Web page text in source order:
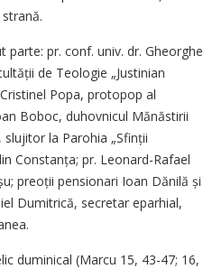
parte: pr. conf. univ. dr. Gheorghe
de Teologie „Justinian
Popa, protopop al
Boboc, duhovnicul Mănăstirii
slujitor la Parohia „Sfinții
Constanța; pr. Leonard-Rafael
preoții pensionari Ioan Dănilă și
Dumitrică, secretar eparhial,
duminical (Marcu 15, 43-47; 16,